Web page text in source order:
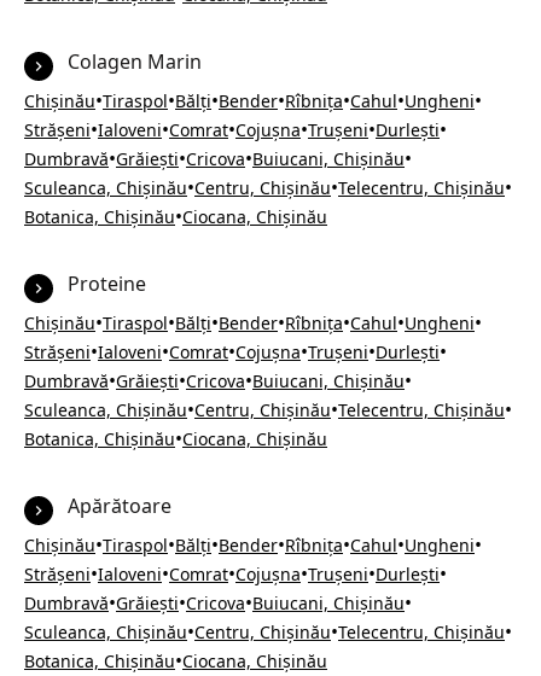
Colagen Marin
Chișinău•Tiraspol•Bălți•Bender•Rîbnița•Cahul•Ungheni•
Strășeni•Ialoveni•Comrat•Cojușna•Trușeni•Durlești•
Dumbravă•Grăiești•Cricova•Buiucani, Chișinău•
Sculeanca, Chișinău•Centru, Chișinău•Telecentru, Chișinău•
Botanica, Chișinău•Ciocana, Chișinău
Proteine
Chișinău•Tiraspol•Bălți•Bender•Rîbnița•Cahul•Ungheni•
Strășeni•Ialoveni•Comrat•Cojușna•Trușeni•Durlești•
Dumbravă•Grăiești•Cricova•Buiucani, Chișinău•
Sculeanca, Chișinău•Centru, Chișinău•Telecentru, Chișinău•
Botanica, Chișinău•Ciocana, Chișinău
Apărătoare
Chișinău•Tiraspol•Bălți•Bender•Rîbnița•Cahul•Ungheni•
Strășeni•Ialoveni•Comrat•Cojușna•Trușeni•Durlești•
Dumbravă•Grăiești•Cricova•Buiucani, Chișinău•
Sculeanca, Chișinău•Centru, Chișinău•Telecentru, Chișinău•
Botanica, Chișinău•Ciocana, Chișinău